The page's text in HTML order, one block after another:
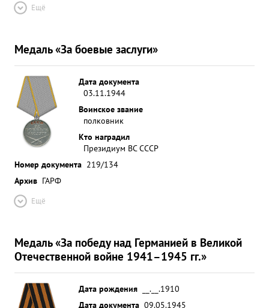
Ещё
Медаль «За боевые заслуги»
Дата документа
03.11.1944
Воинское звание
полковник
Кто наградил
Президиум ВС СССР
Номер документа 219/134
Архив ГАРФ
Ещё
Медаль «За победу над Германией в Великой
Отечественной войне 1941–1945 гг.»
Дата рождения
__.__.1910
Дата документа 09.05.1945